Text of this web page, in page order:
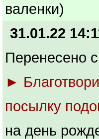
валенки)
31.01.22
Перенесено
►
посылку
на день